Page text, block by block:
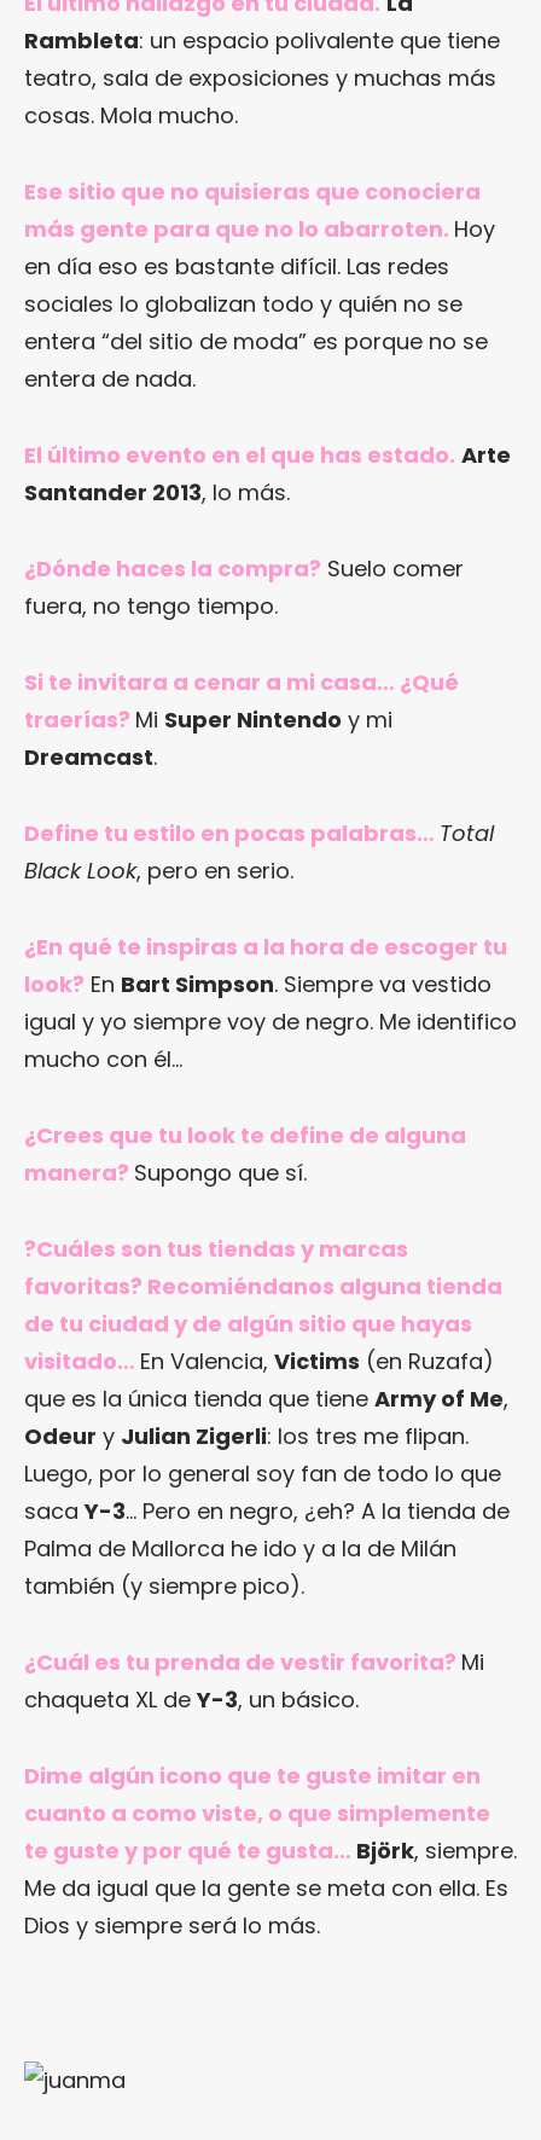
Rambleta: un espacio polivalente que tiene
teatro, sala de exposiciones y muchas más
cosas. Mola mucho.
Ese sitio que no quisieras que conociera
más gente para que no lo abarroten. Hoy
en día eso es bastante difícil. Las redes
sociales lo globalizan todo y quién no se
entera “del sitio de moda” es porque no se
entera de nada.
El último evento en el que has estado. Arte
Santander 2013, lo más.
¿Dónde haces la compra? Suelo comer
fuera, no tengo tiempo.
Si te invitara a cenar a mi casa… ¿Qué
traerías? Mi Super Nintendo y mi
Dreamcast.
Define tu estilo en pocas palabras… Total
Black Look, pero en serio.
¿En qué te inspiras a la hora de escoger tu
look? En Bart Simpson. Siempre va vestido
igual y yo siempre voy de negro. Me identifico
mucho con él…
¿Crees que tu look te define de alguna
manera? Supongo que sí.
?Cuáles son tus tiendas y marcas
favoritas? Recomiéndanos alguna tienda
de tu ciudad y de algún sitio que hayas
visitado… En Valencia, Victims (en Ruzafa)
que es la única tienda que tiene Army of Me,
Odeur y Julian Zigerli: los tres me flipan.
Luego, por lo general soy fan de todo lo que
sacaY-3… Pero en negro, ¿eh? A la tienda de
Palma de Mallorca he ido y a la de Milán
también (y siempre pico).
¿Cuál es tu prenda de vestir favorita? Mi
chaqueta XL deY-3, un básico.
Dime algún icono que te guste imitar en
cuanto a como viste, o que simplemente
te guste y por qué te gusta… Björk, siempre.
Me da igual que la gente se meta con ella. Es
Dios y siempre será lo más.